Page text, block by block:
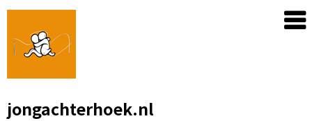
Skip
content
jongachterhoek.nl